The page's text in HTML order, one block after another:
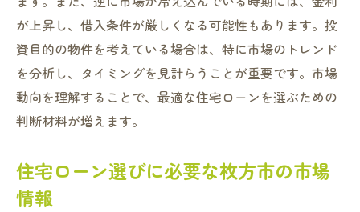
が上昇し、借入条件が厳しくなる可能性もあります。投
資目的の物件を考えている場合は、特に市場のトレンド
を分析し、タイミングを見計らうことが重要です。市場
動向を理解することで、最適な住宅ローンを選ぶための
判断材料が増えます。
住宅ローン選びに必要な枚方市の市場
情報